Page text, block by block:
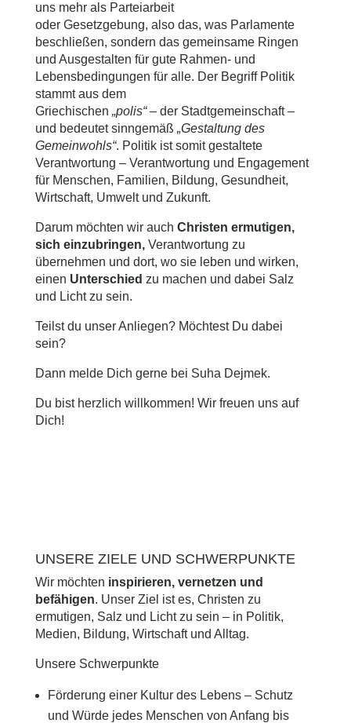
uns mehr als Parteiarbeit
oder Gesetzgebung, also das, was Parlamente
beschließen, sondern das gemeinsame Ringen
und Ausgestalten für gute Rahmen- und
Lebensbedingungen für alle. Der Begriff Politik
stammt aus dem
Griechischen „polis“– der Stadtgemeinschaft –
und bedeutet sinngemäß „Gestaltung des
Gemeinwohls“. Politik ist somit gestaltete
Verantwortung – Verantwortung und Engagement
für Menschen, Familien, Bildung, Gesundheit,
Wirtschaft, Umwelt und Zukunft.
Darum möchten wir auch Christen ermutigen,
sich einzubringen, Verantwortung zu
übernehmen und dort, wo sie leben und wirken,
einen Unterschied zu machen und dabei Salz
und Licht zu sein.
Teilst du unser Anliegen? Möchtest Du dabei
sein?
Dann melde Dich gerne bei Suha Dejmek.
Du bist herzlich willkommen! Wir freuen uns auf
Dich!
UNSERE ZIELE UND SCHWERPUNKTE
Wir möchten inspirieren, vernetzen und
befähigen. Unser Ziel ist es, Christen zu
ermutigen, Salz und Licht zu sein – in Politik,
Medien, Bildung, Wirtschaft und Alltag.
Unsere Schwerpunkte
Förderung einer Kultur des Lebens – Schutz
und Würde jedes Menschen von Anfang bis